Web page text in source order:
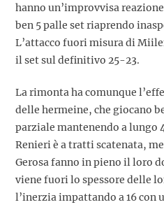
hanno un’improvvisa
ben 5 palle set riaprendo
L’attacco fuori misura di
il set sul definitivo 25-23.
La rimonta ha comunque
delle hermeine, che giocano
parziale mantenendo a lungo
Renieri è a tratti scatenata,
Gerosa fanno in pieno il loro
viene fuori lo spessore delle
l’inerzia impattando a 16 con